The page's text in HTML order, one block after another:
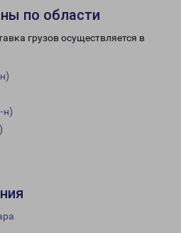
по области
грузов осуществляется в
н)